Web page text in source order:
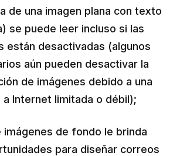
de una imagen plana con texto
se puede leer incluso si las
están desactivadas (algunos
aún pueden desactivar la
de imágenes debido a una
a Internet limitada o débil);
imágenes de fondo le brinda
para diseñar correos